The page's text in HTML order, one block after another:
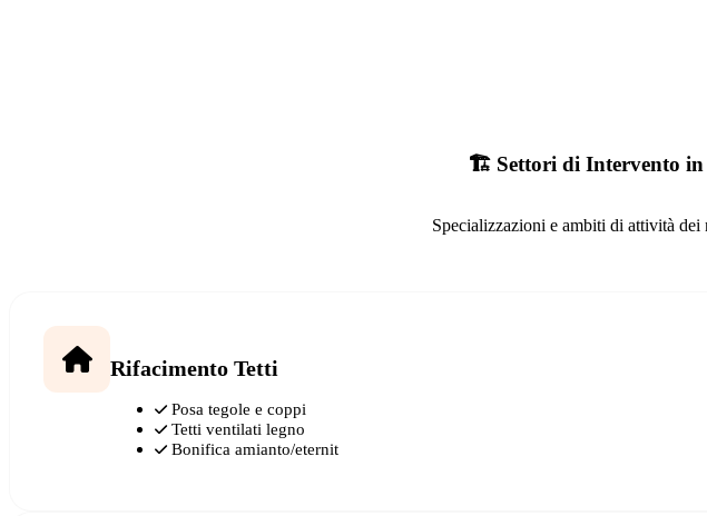
🏗️ Settori di Intervento in
Specializzazioni e ambiti di attività
Rifacimento Tetti
Posa tegole e coppi
Tetti ventilati legno
Bonifica amianto/eternit